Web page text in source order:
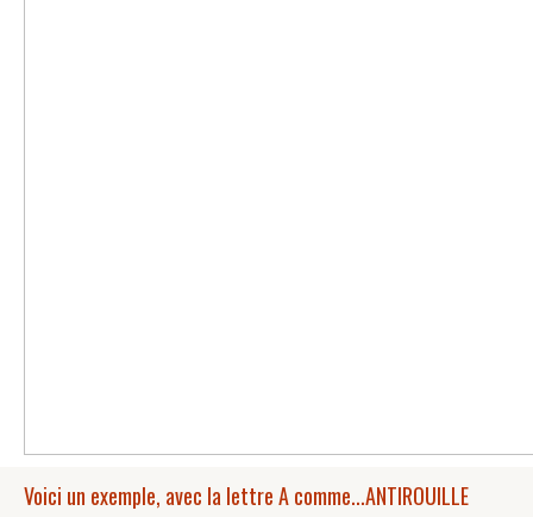
Voici un exemple, avec la lettre A comme...ANTIROUILLE